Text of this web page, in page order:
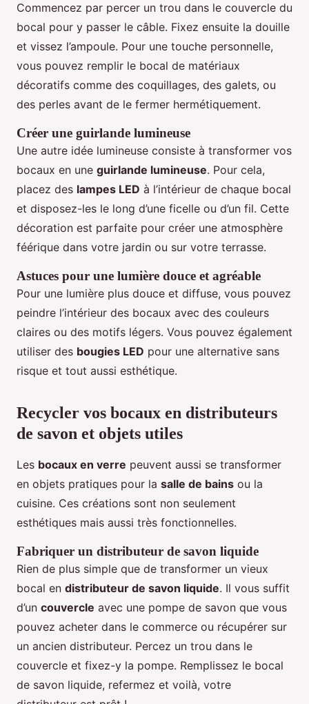
Commencez par percer un trou dans le couvercle du
bocal pour y passer le câble. Fixez ensuite la douille
et vissez l’ampoule. Pour une touche personnelle,
vous pouvez remplir le bocal de matériaux
décoratifs comme des coquillages, des galets, ou
des perles avant de le fermer hermétiquement.
Créer une guirlande lumineuse
Une autre idée lumineuse consiste à transformer vos
bocaux en une guirlande lumineuse. Pour cela,
placez des lampes LED à l’intérieur de chaque bocal
et disposez-les le long d’une ficelle ou d’un fil. Cette
décoration est parfaite pour créer une atmosphère
féérique dans votre jardin ou sur votre terrasse.
Astuces pour une lumière douce et agréable
Pour une lumière plus douce et diffuse, vous pouvez
peindre l’intérieur des bocaux avec des couleurs
claires ou des motifs légers. Vous pouvez également
utiliser des bougies LED pour une alternative sans
risque et tout aussi esthétique.
Recycler vos bocaux en distributeurs
de savon et objets utiles
Les bocaux en verre peuvent aussi se transformer
en objets pratiques pour la salle de bains ou la
cuisine. Ces créations sont non seulement
esthétiques mais aussi très fonctionnelles.
Fabriquer un distributeur de savon liquide
Rien de plus simple que de transformer un vieux
bocal en distributeur de savon liquide. Il vous suffit
d’un couvercle avec une pompe de savon que vous
pouvez acheter dans le commerce ou récupérer sur
un ancien distributeur. Percez un trou dans le
couvercle et fixez-y la pompe. Remplissez le bocal
de savon liquide, refermez et voilà, votre